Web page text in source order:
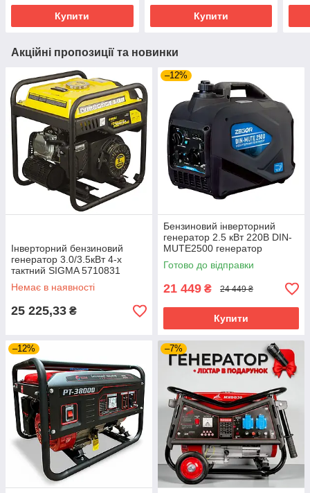
Купити Купити
Акційні пропозиції та новинки
Інверторний бензиновий
генератор 3.0/3.5кВт 4-х
тактний SIGMA 5710831
Немає в наявності
25 225,33 ₴
–12%
Бензиновий інверторний
генератор 2.5 кВт 220В DIN-
MUTE2500 генератор
інверторний портативний
Готово до відправки
21 449 ₴ 24 449 ₴
Купити
–12% –7%